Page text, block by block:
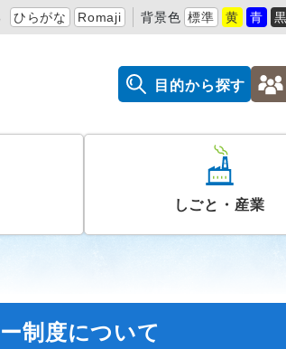
ひらがな Romaji 背景色 標準 黄 青
目的から探す
しごと・産業
制度について